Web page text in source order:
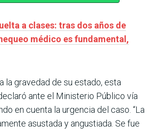
a clases: tras dos años de
médico es fundamental,
la gravedad de su estado, esta
ante el Ministerio Público vía
en cuenta la urgencia del caso. “La
asustada y angustiada. Se fue